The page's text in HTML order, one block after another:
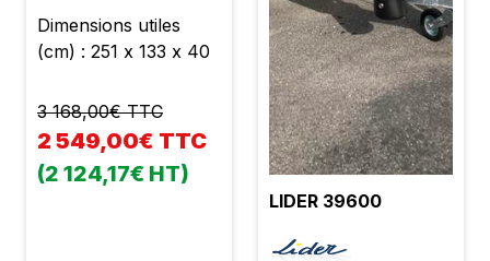
Dimensions utiles
(cm) : 251 x 133 x 40
3 168,00€ TTC
2 549,00€ TTC
(2 124,17€ HT)
LIDER 39600